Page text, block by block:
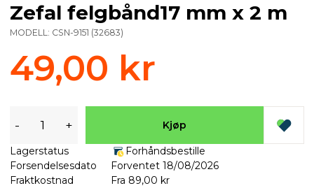
Zefal felgbånd17 mm x 2 m
MODELL: CSN-9151 (32683)
49,00 kr
- + Kjøp
Lagerstatus
Forhåndsbestille
Forsendelsesdato
Forventet 18/08/2026
Fraktkostnad
Fra 89,00 kr